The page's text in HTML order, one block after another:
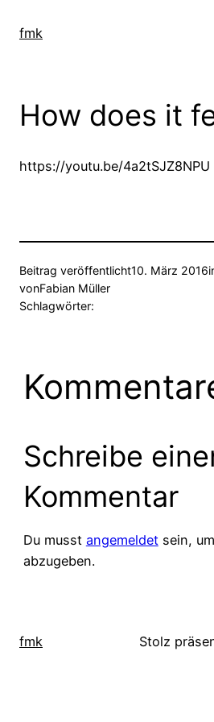
Inhalt
fmk
How does it
https://youtu.be/4a2tSJZ8NPU
Beitrag veröffentlicht10. März 2016
vonFabian Müller
Schlagwörter:
Schreibe
Kommentar
Du musst angemeldetsein,
abzugeben.
fmk Stolz